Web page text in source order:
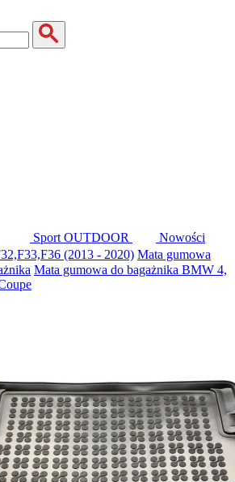
Sport OUTDOOR
Nowości
(2013 - 2020) Mata gumowa
Mata gumowa do bagażnika BMW 4,